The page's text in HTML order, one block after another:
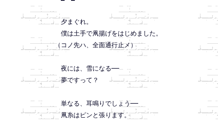
夕まぐれ。
僕は土手で凧揚げをはじめました。
（コノ先ハ、全面通行止メ）
夜には、雪になる──
夢ですって？
単なる、耳鳴りでしょう──
凧糸はピンと張ります。